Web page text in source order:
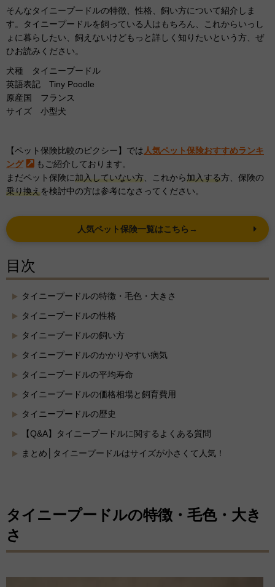
そんなタイニープードルの特徴、性格、飼い方について紹介しま
す。タイニープードルを飼っている人はもちろん、これからいっし
ょに暮らしたい、飼えないけどもっと詳しく知りたいという方、ぜ
ひお読みください。
犬種 タイニープードル
英語表記 Tiny Poodle
原産国 フランス
サイズ 小型犬
【ペット保険比較のピクシー】では 人気ペット保険おすすめランキ
ング
もご紹介しております。
まだペット保険に加入していない方 、これから加入する方、保険の
乗り換えを検討中の方は参考になさってください。
人気ペット保険一覧はこちら→
目次
タイニープードルの特徴・毛色・大きさ
タイニープードルの性格
タイニープードルの飼い方
タイニープードルのかかりやすい病気
タイニープードルの平均寿命
タイニープードルの価格相場と飼育費用
タイニープードルの歴史
【Q&A】タイニープードルに関するよくある質問
まとめ│タイニープードルはサイズが小さくて人気！
タイニープードルの特徴・毛色・大き
さ